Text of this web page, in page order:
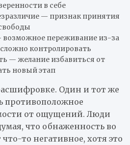
в себе
— признак принятия
возможное переживание из-за
контролировать
— желание избавиться от
новый этап
Один и тот же
противоположное
от ощущений. Люди
что обнаженность во
что-то негативное, хотя это